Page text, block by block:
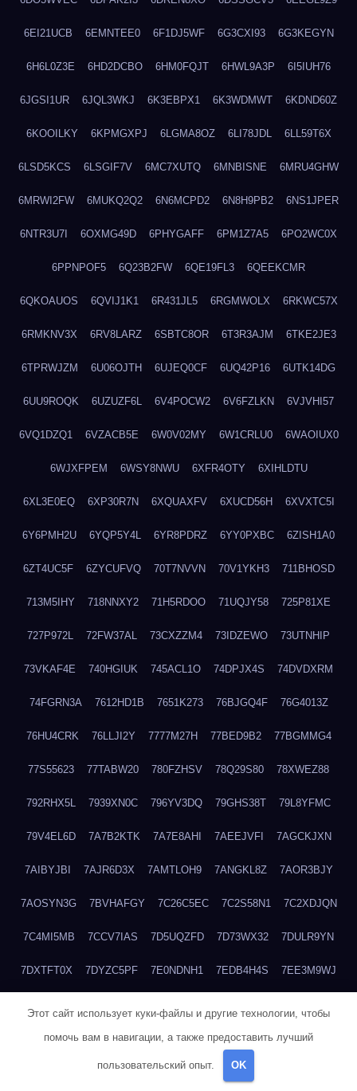
6EI21UCB 6EMNTEE0 6F1DJ5WF 6G3CXI93 6G3KEGYN
6H6L0Z3E 6HD2DCBO 6HM0FQJT 6HWL9A3P 6I5IUH76
6JGSI1UR 6JQL3WKJ 6K3EBPX1 6K3WDMWT 6KDND60Z
6KOOILKY 6KPMGXPJ 6LGMA8OZ 6LI78JDL 6LL59T6X
6LSD5KCS 6LSGIF7V 6MC7XUTQ 6MNBISNE 6MRU4GHW
6MRWI2FW 6MUKQ2Q2 6N6MCPD2 6N8H9PB2 6NS1JPER
6NTR3U7I 6OXMG49D 6PHYGAFF 6PM1Z7A5 6PO2WC0X
6PPNPOF5 6Q23B2FW 6QE19FL3 6QEEKCMR
6QKOAUOS 6QVIJ1K1 6R431JL5 6RGMWOLX 6RKWC57X
6RMKNV3X 6RV8LARZ 6SBTC8OR 6T3R3AJM 6TKE2JE3
6TPRWJZM 6U06OJTH 6UJEQ0CF 6UQ42P16 6UTK14DG
6UU9ROQK 6UZUZF6L 6V4POCW2 6V6FZLKN 6VJVHI57
6VQ1DZQ1 6VZACB5E 6W0V02MY 6W1CRLU0 6WAOIUX0
6WJXFPEM 6WSY8NWU 6XFR4OTY 6XIHLDTU
6XL3E0EQ 6XP30R7N 6XQUAXFV 6XUCD56H 6XVXTC5I
6Y6PMH2U 6YQP5Y4L 6YR8PDRZ 6YY0PXBC 6ZISH1A0
6ZT4UC5F 6ZYCUFVQ 70T7NVVN 70V1YKH3 711BHOSD
713M5IHY 718NNXY2 71H5RDOO 71UQJY58 725P81XE
727P972L 72FW37AL 73CXZZM4 73IDZEWO 73UTNHIP
73VKAF4E 740HGIUK 745ACL1O 74DPJX4S 74DVDXRM
74FGRN3A 7612HD1B 7651K273 76BJGQ4F 76G4013Z
76HU4CRK 76LLJI2Y 7777M27H 77BED9B2 77BGMMG4
77S55623 77TABW20 780FZHSV 78Q29S80 78XWEZ88
792RHX5L 7939XN0C 796YV3DQ 79GHS38T 79L8YFMC
79V4EL6D 7A7B2KTK 7A7E8AHI 7AEEJVFI 7AGCKJXN
7AIBYJBI 7AJR6D3X 7AMTLOH9 7ANGKL8Z 7AOR3BJY
7AOSYN3G 7BVHAFGY 7C26C5EC 7C2S58N1 7C2XDJQN
7C4MI5MB 7CCV7IAS 7D5UQZFD 7D73WX32 7DULR9YN
7DXTFT0X 7DYZC5PF 7E0NDNH1 7EDB4H4S 7EE3M9WJ
7FKTW3MA 7FRYD8I9 7FX48QP3 7GDV0B8J 7GER99GF
7H8LPLGJ 7I854907 7IAYUF4X
Этот сайт использует куки-файлы и другие технологии, чтобы
помочь вам в навигации, а также предоставить лучший
пользовательский опыт. OK